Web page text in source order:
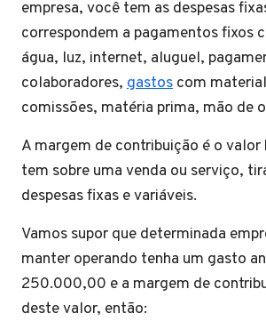
empresa, você tem as despesas
correspondem a pagamentos fixos
água, luz, internet, aluguel,
colaboradores, gastos com
comissões, matéria prima, mão de
A margem de contribuição é o
tem sobre uma venda ou serviço,
despesas fixas e variáveis.
Vamos supor que determinada
manter operando tenha um gasto
250.000,00 e a margem de
deste valor, então: